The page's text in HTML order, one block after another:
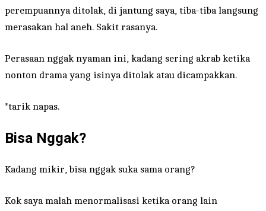
perempuannya ditolak, di jantung saya, tiba-tiba langsung
merasakan hal aneh. Sakit rasanya.
Perasaan nggak nyaman ini, kadang sering akrab ketika
nonton drama yang isinya ditolak atau dicampakkan.
*tarik napas.
Bisa Nggak?
Kadang mikir, bisa nggak suka sama orang?
Kok saya malah menormalisasi ketika orang lain